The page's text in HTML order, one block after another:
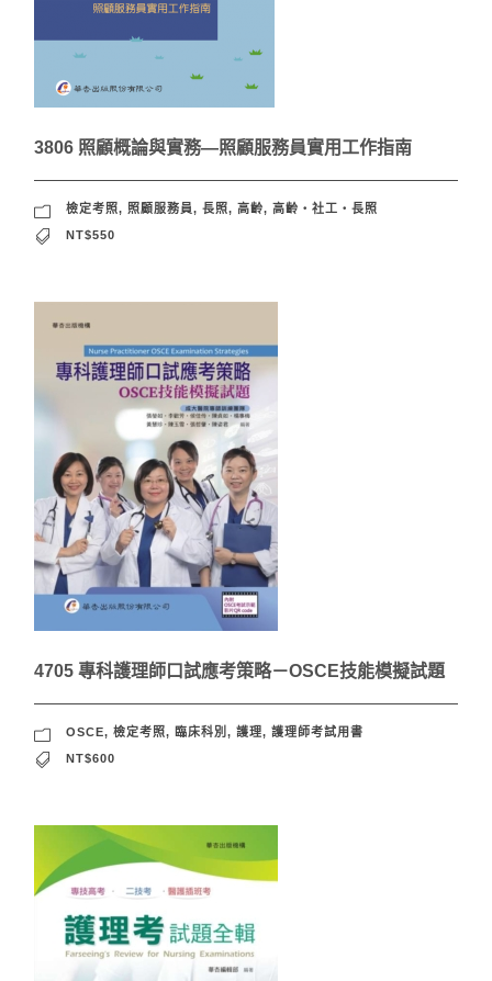
3806 照顧概論與實務—照顧服務員實用工作指南
檢定考照, 照顧服務員, 長照, 高齡, 高齡‧社工‧長照
NT$550
4705 專科護理師口試應考策略－OSCE技能模擬試題
OSCE, 檢定考照, 臨床科別 , 護理, 護理師考試用書
NT$600